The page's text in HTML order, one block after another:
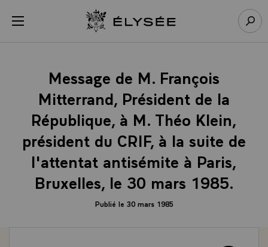
menu Retour à l’accueil Élysée
Message de M. François
Mitterrand, Président de la
République, à M. Théo Klein,
président du CRIF, à la suite de
l'attentat antisémite à Paris,
Bruxelles, le 30 mars 1985.
Publié le 30 mars 1985
Panneau de gestion des cookies